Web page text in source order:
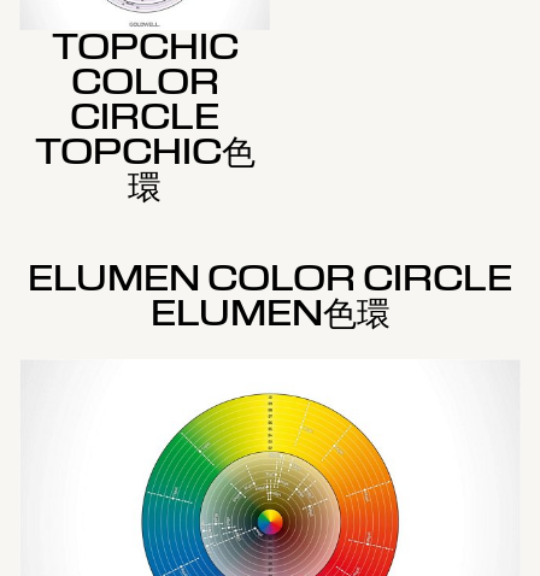
TOPCHIC
COLOR
CIRCLE
TOPCHIC色
環
ELUMEN COLOR CIRCLE
ELUMEN色環